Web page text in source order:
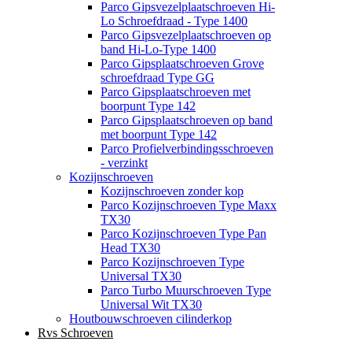
Parco Gipsvezelplaatschroeven Hi-
Lo Schroefdraad - Type 1400
Parco Gipsvezelplaatschroeven op
band Hi-Lo-Type 1400
Parco Gipsplaatschroeven Grove
schroefdraad Type GG
Parco Gipsplaatschroeven met
boorpunt Type 142
Parco Gipsplaatschroeven op band
met boorpunt Type 142
Parco Profielverbindingsschroeven
- verzinkt
Kozijnschroeven
Kozijnschroeven zonder kop
Parco Kozijnschroeven Type Maxx
TX30
Parco Kozijnschroeven Type Pan
Head TX30
Parco Kozijnschroeven Type
Universal TX30
Parco Turbo Muurschroeven Type
Universal Wit TX30
Houtbouwschroeven cilinderkop
Rvs Schroeven